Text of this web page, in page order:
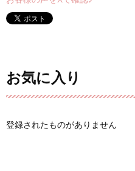
お気に入り
登録されたものがありません